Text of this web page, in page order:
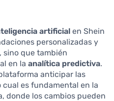
artificial en Shein
personalizadas y
sino que también
en la analítica predictiva.
anticipar las
es fundamental en la
donde los cambios pueden